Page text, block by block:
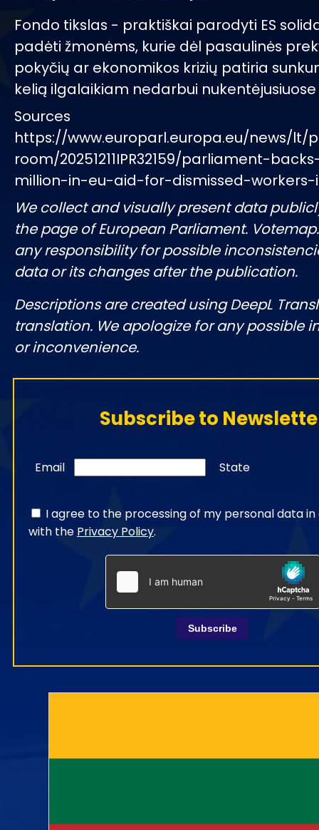
Fondo tikslas - praktiškai parodyti ES
padėti žmonėms, kurie dėl pasaulinės
pokyčių ar ekonomikos krizių patiria
kelią ilgalaikiam nedarbui
Sources
https://www.europarl.europa.eu/news/lt/
room/20251211IPR32159/parliament-
million-in-eu-aid-for-dismissed-
We collect and visually present data
the page of European Parliament.
any responsibility for possible
data or its changes after the publication.
Descriptions are created using DeepL
translation. We apologize for any possible
or inconvenience.
Subscribe to
Email State
I agree to the processing of my personal data
with the Privacy Policy.
Subscribe